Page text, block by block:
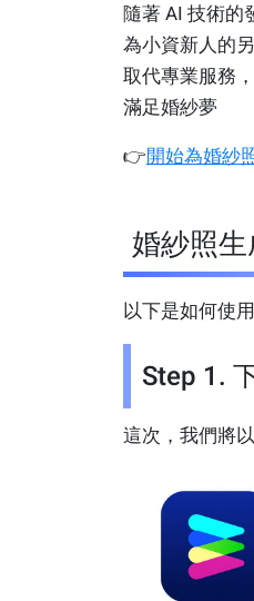
隨著 AI 技術的
為小資新人的
取代專業服務
滿足婚紗夢
👉開始為婚紗
婚紗照
以下是如何使
Step 1.
這次，我們將